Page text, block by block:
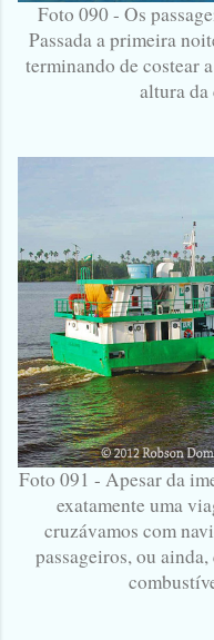
Foto 090 - Os
Passada a primeira
terminando de costear
altura da
Foto 091 - Apesar da
exatamente uma
cruzávamos com
passageiros, ou